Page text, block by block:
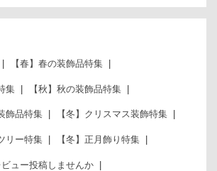
【春】春の装飾品特集
集 【秋】秋の装飾品特集
飾品特集 【冬】クリスマス装飾特集
リー特集 【冬】正月飾り特集
ビュー投稿しませんか